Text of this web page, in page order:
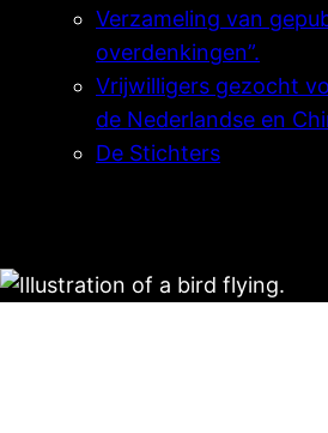
Verzameling van
overdenkingen”.
Vrijwilligers gezocht
de Nederlandse en
De Stichters